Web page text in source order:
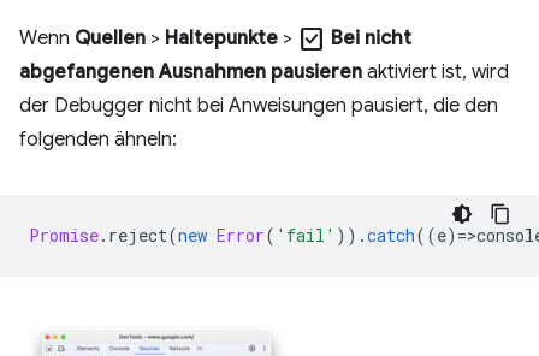
Wenn Quellen > Haltepunkte > check_box Bei nicht
abgefangenen Ausnahmen pausieren aktiviert ist, wird
der Debugger nicht bei Anweisungen pausiert, die den
folgenden ähneln:
Promise. reject(new Error( 'fail' )).catch((e) =>